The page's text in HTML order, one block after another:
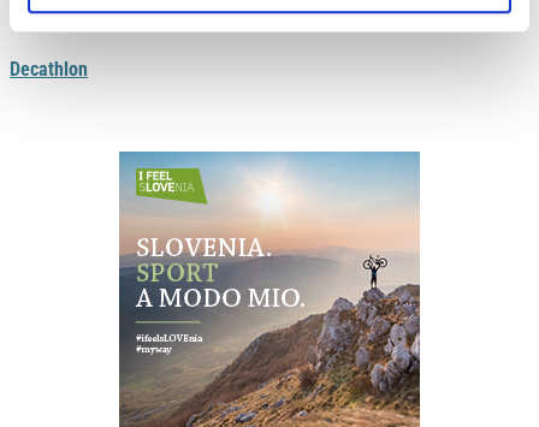
Prezzo: 999,99 euro
Decathlon
Previous